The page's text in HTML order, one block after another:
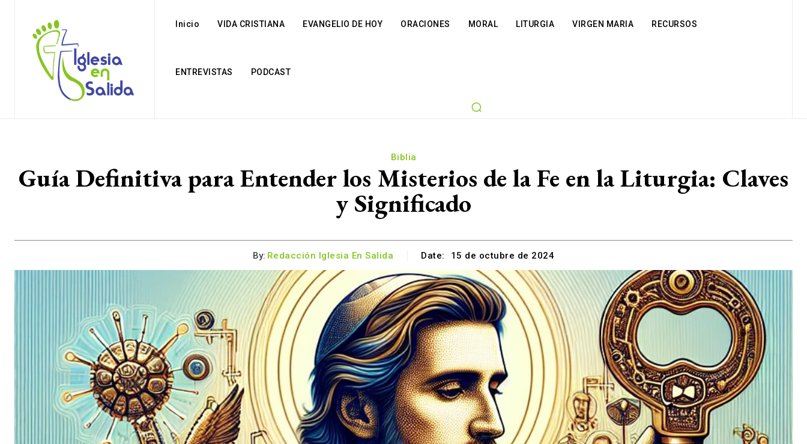
Inicio VIDA CRISTIANA EVANGELIO DE HOY ORACIONES MORAL LITURGIA VIRGEN MARIA RECURSOS
ENTREVISTAS PODCAST
Biblia
Guía Definitiva para Entender los Misterios de la Fe en la Liturgia: Claves
y Significado
By: Redacción Iglesia En Salida Date: 15 de octubre de 2024